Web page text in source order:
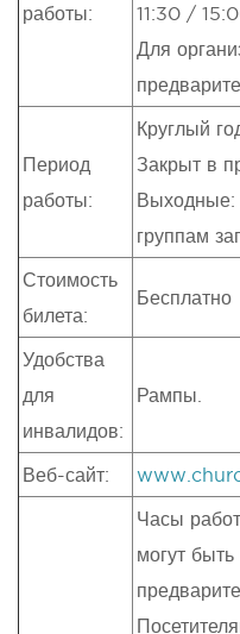
работы:
11:30 /
Для
Период
работы:
Круглый
Закрыт в
Выходные:
группам
Стоимость
билета:
Бесплатно
Удобства
для
инвалидов:
Рампы.
Веб-сайт:
Часы
могут